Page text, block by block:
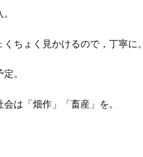
ちょく見かけるので，丁寧に。
。
は「畑作」「畜産」を。